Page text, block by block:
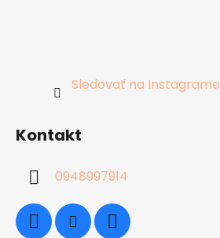
Sledovať na Instagrame
Kontakt
0948997914